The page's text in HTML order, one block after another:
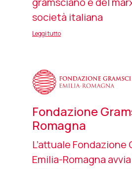
società italiana
Leggi tutto
Fondazione
Romagna
L’attuale Fondazione
Emilia-Romagna